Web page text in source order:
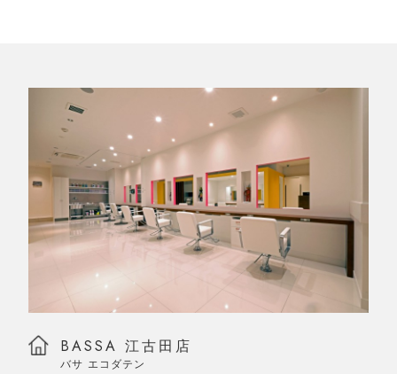
BASSA 江古田店
バサ エコダテン